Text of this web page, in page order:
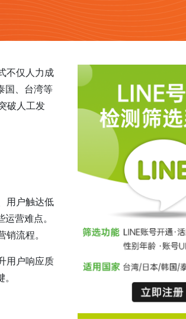
不仅人力成
国、台湾等
破人工发
用户触达低
营难点。
流程。
用户响应质